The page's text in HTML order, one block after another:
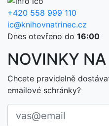
+420 558 999 110
ic@knihovnatrinec.cz
Dnes otevřeno do 16:00
NOVINKY
Chcete pravidelně
emailové schránky?